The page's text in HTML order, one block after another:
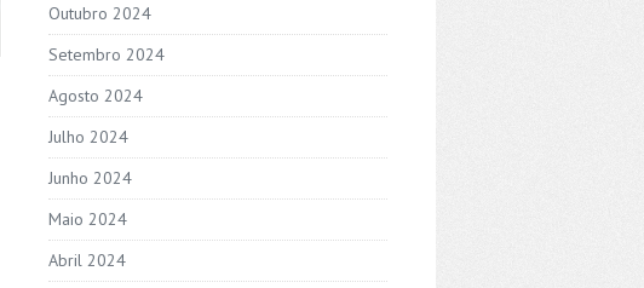
Outubro 2024
Setembro 2024
Agosto 2024
Julho 2024
Junho 2024
Maio 2024
Abril 2024